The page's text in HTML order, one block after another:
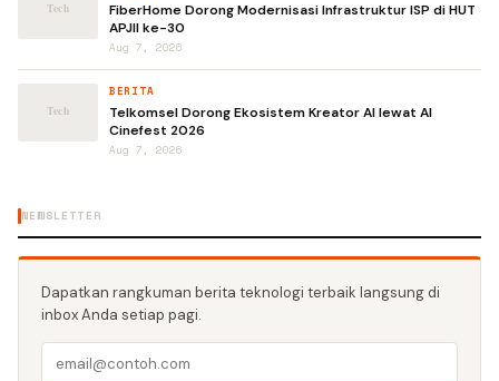
FiberHome Dorong Modernisasi Infrastruktur ISP di HUT
APJII ke-30
Aug 7, 2026
BERITA
Telkomsel Dorong Ekosistem Kreator AI lewat AI
Cinefest 2026
Aug 7, 2026
NEWSLETTER
Dapatkan rangkuman berita teknologi terbaik langsung di
inbox Anda setiap pagi.